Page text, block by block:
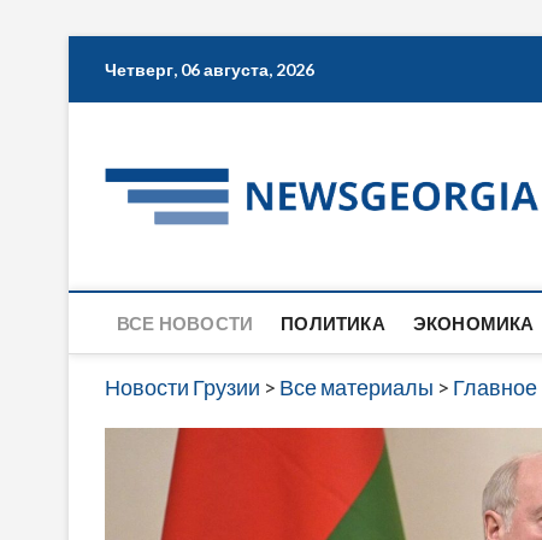
Четверг, 06 августа, 2026
ВСЕ НОВОСТИ ПОЛИТИКА ЭКОНОМИКА
Новости Грузии > Все материалы > Главное